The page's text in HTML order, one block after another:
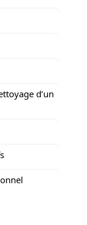
d’un